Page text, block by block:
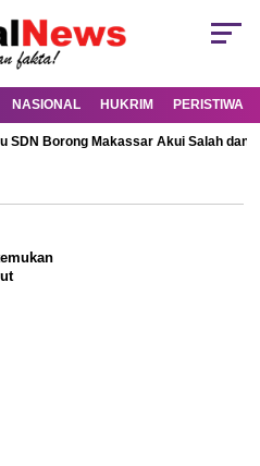
NASIONAL HUKRIM PERISTIWA
SDN Borong Makassar Akui Salah dan